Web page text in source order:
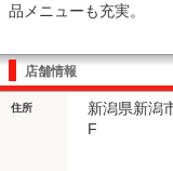
品メニューも充実。
店舗情報
住所
新潟県新潟
F